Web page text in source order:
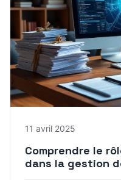
11 avril 2025
Comprendre le
dans la gestion